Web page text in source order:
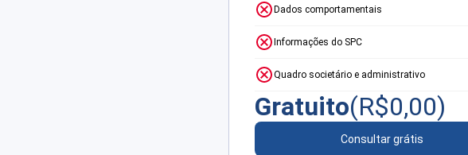
Dados comportamentais
Informações do SPC
Quadro societário e administrativo
Gratuito(R$0,00)
Consultar grátis